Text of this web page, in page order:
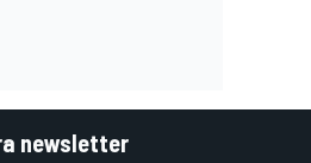
newsletter